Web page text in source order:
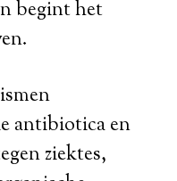
begint het
antibiotica en
ziektes,